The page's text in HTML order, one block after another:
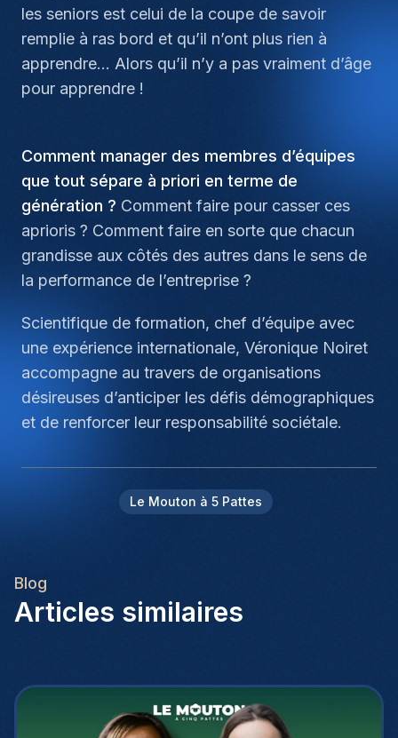
les seniors est celui de la coupe de savoir
remplie à ras bord et qu’il n’ont plus rien à
apprendre… Alors qu’il n’y a pas vraiment d’âge
pour apprendre !
Comment manager des membres d’équipes
que tout sépare à priori en terme de
génération ? Comment faire pour casser ces
aprioris ? Comment faire en sorte que chacun
grandisse aux côtés des autres dans le sens de
la performance de l’entreprise ?
Scientifique de formation, chef d’équipe avec
une expérience internationale, Véronique Noiret
accompagne au travers de organisations
désireuses d’anticiper les défis démographiques
et de renforcer leur responsabilité sociétale.
Le Mouton à 5 Pattes
Blog
Articles similaires